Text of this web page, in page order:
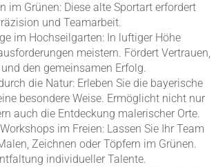
im Grünen: Diese alte Sportart erfordert
und Teamarbeit.
im Hochseilgarten: In luftiger Höhe
meistern. Fördert Vertrauen,
den gemeinsamen Erfolg.
die Natur: Erleben Sie die bayerische
besondere Weise. Ermöglicht nicht nur
auch die Entdeckung malerischer Orte.
im Freien: Lassen Sie Ihr Team
Zeichnen oder Töpfern im Grünen.
individueller Talente.